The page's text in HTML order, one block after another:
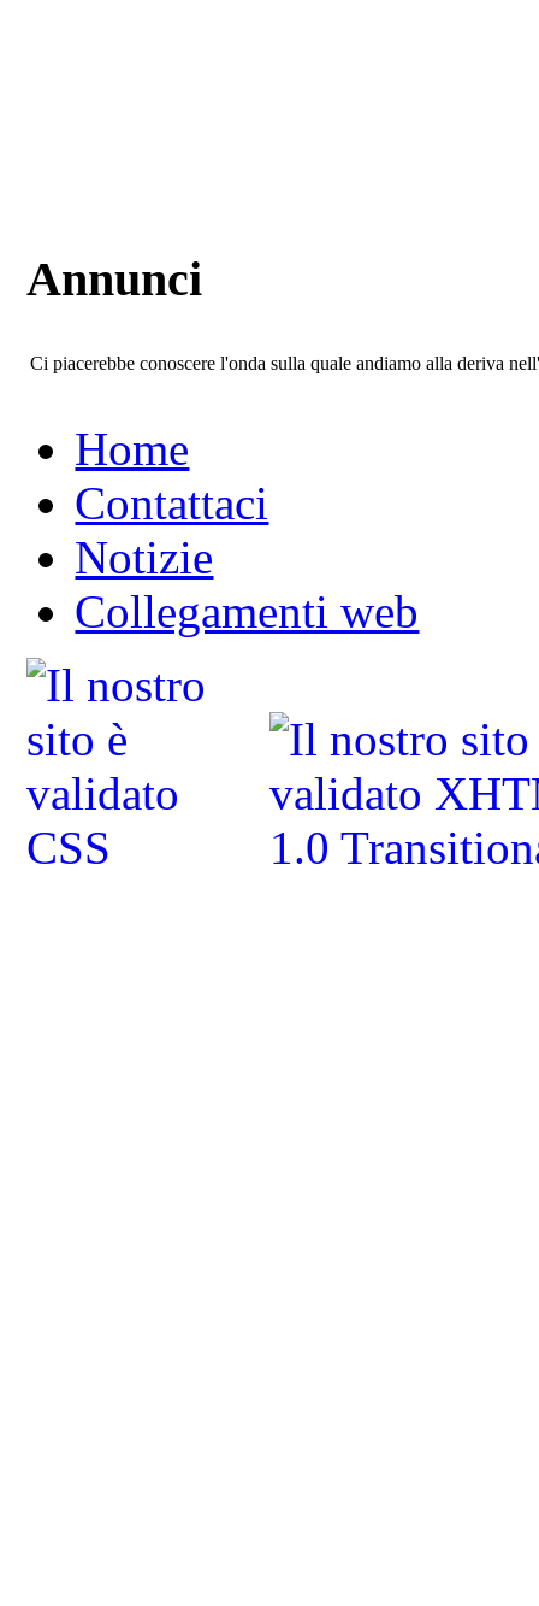
Annunci
Ci piacerebbe conoscere l'onda sulla quale andiamo alla deriva
Home
Contattaci
Notizie
Collegamenti web